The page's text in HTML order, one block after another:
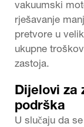
vakuumski
rješavanje
pretvore u
ukupne
zastoja.
Dijelovi za
podrška
U slučaju da